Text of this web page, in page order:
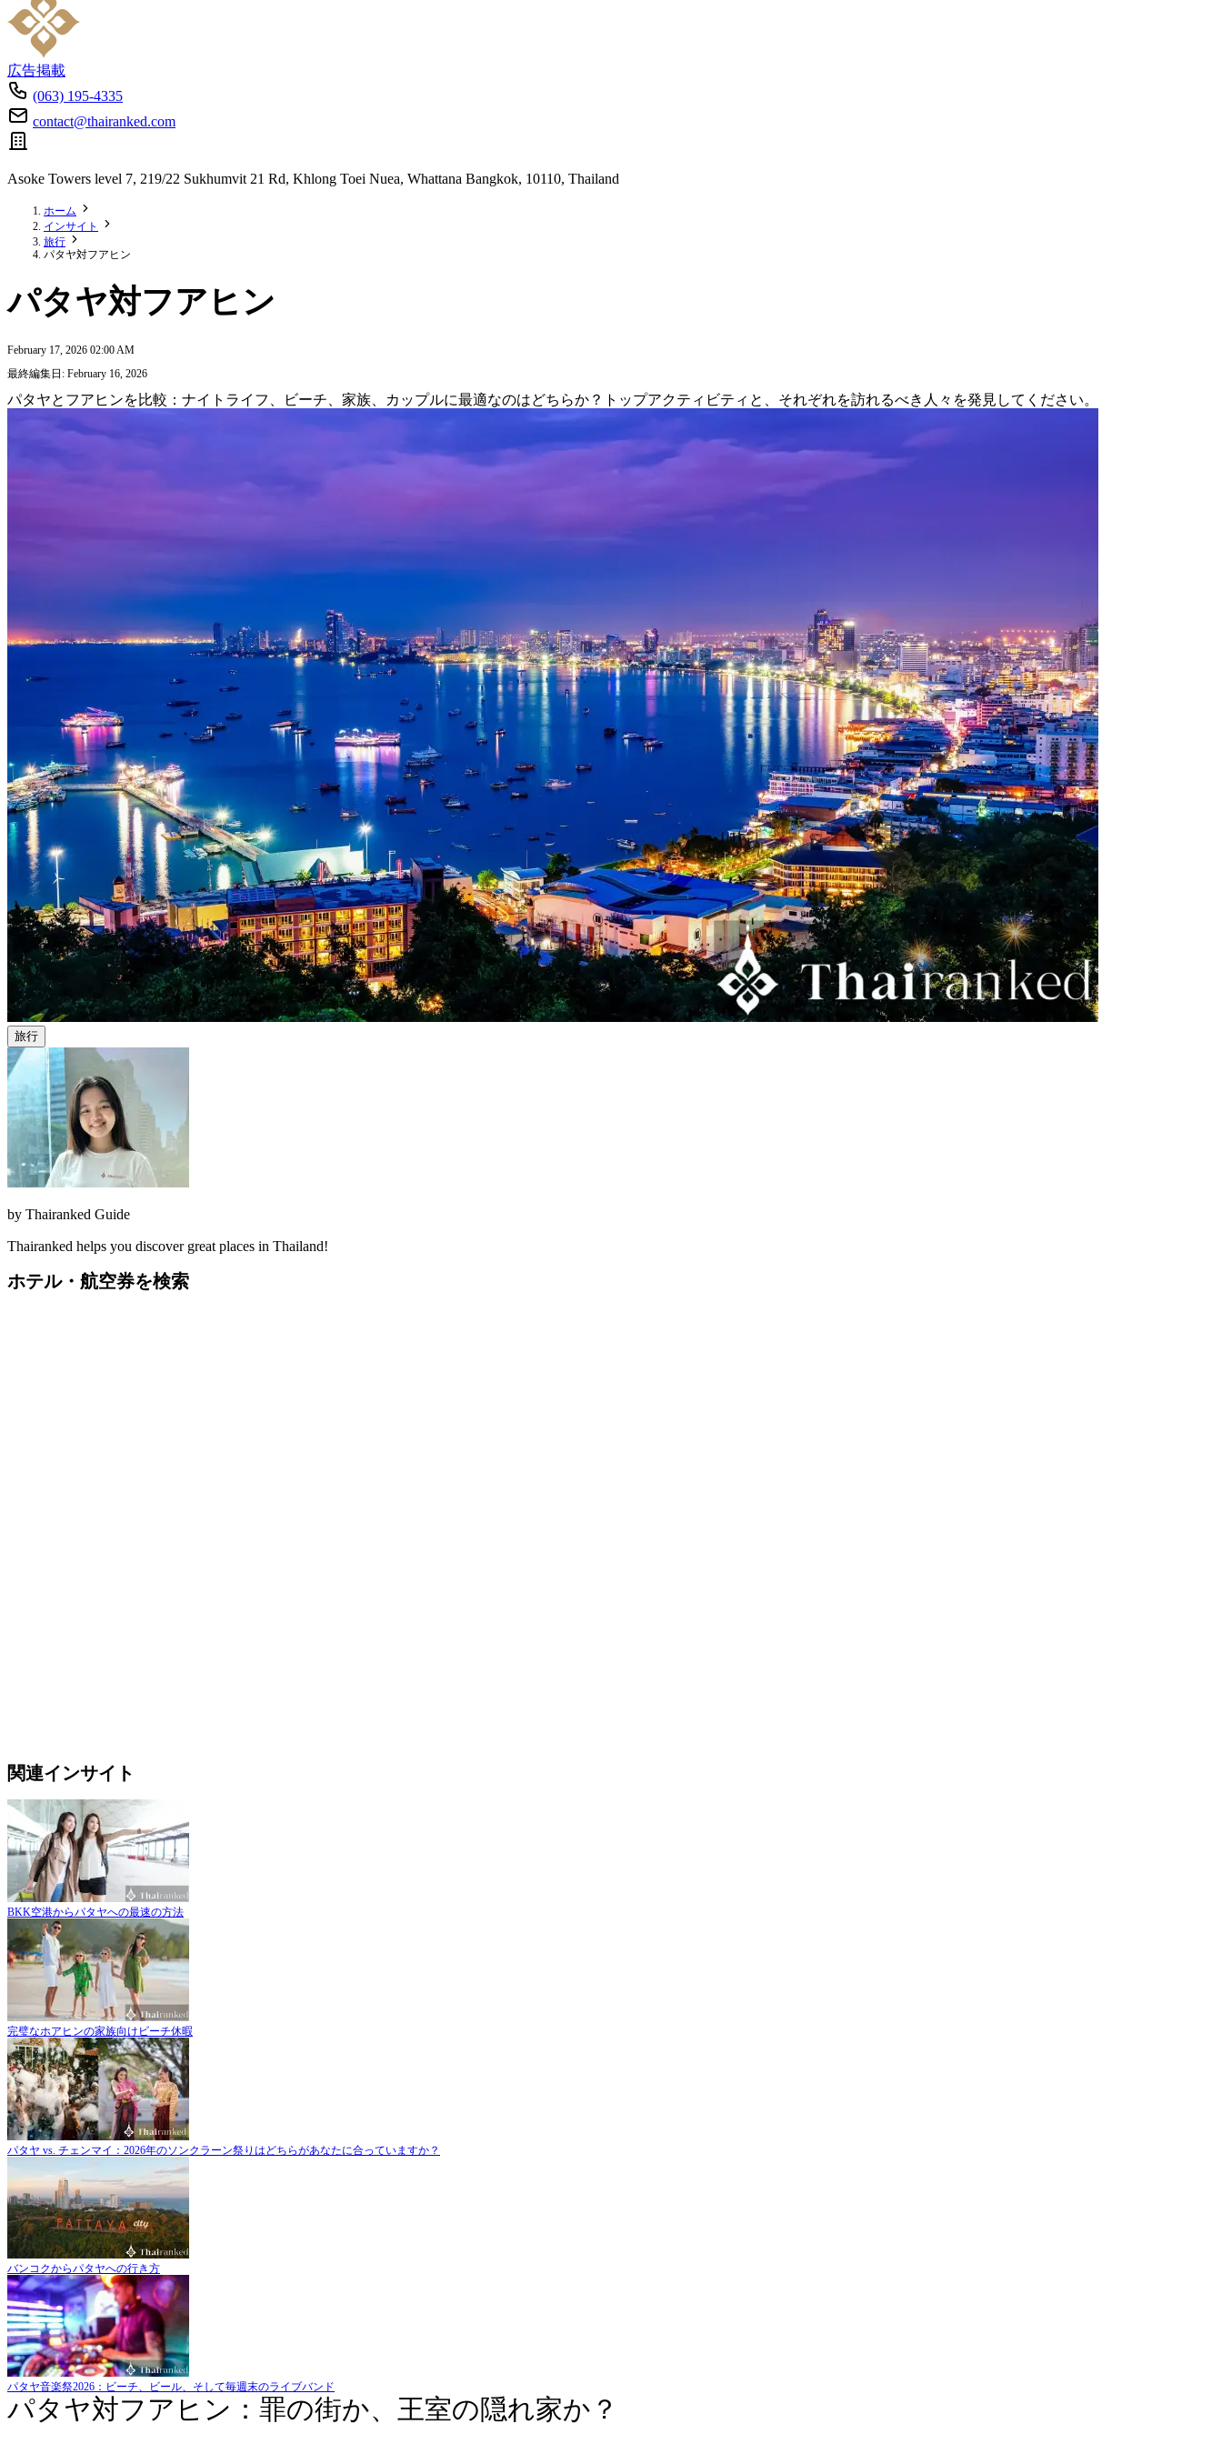
広告掲載
(063) 195-4335
contact@thairanked.com
Asoke Towers level 7, 219/22 Sukhumvit 21 Rd, Khlong Toei Nuea, Whattana Bangkok, 10110, Thailand
ホーム
インサイト
旅行
パタヤ対フアヒン
パタヤ対フアヒン
February 17, 2026 02:00 AM
最終編集日: February 16, 2026
パタヤとフアヒンを比較：ナイトライフ、ビーチ、家族、カップルに最適なのはどちらか？トップアクティビティと、それぞれを訪れるべき人々を発見してください。
旅行
by Thairanked Guide
Thairanked helps you discover great places in Thailand!
ホテル・航空券を検索
関連インサイト
BKK空港からパタヤへの最速の方法
完璧なホアヒンの家族向けビーチ休暇
パタヤ vs. チェンマイ：2026年のソンクラーン祭りはどちらがあなたに合っていますか？
バンコクからパタヤへの行き方
パタヤ音楽祭2026：ビーチ、ビール、そして毎週末のライブバンド
パタヤ対フアヒン：罪の街か、王室の隠れ家か？